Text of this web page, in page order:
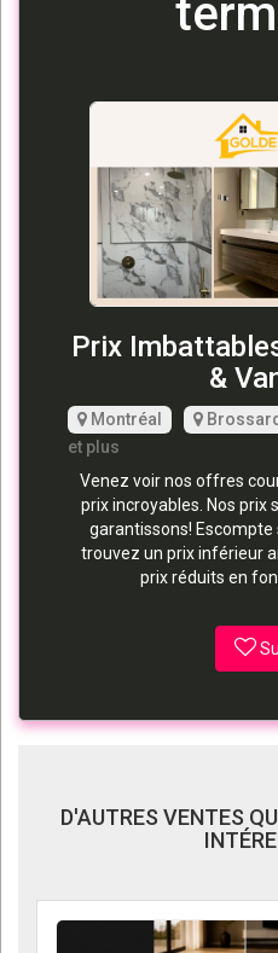
Prix
&
Montréal Brossard
et plus
Venez voir nos offres
prix incroyables. Nos prix
garantissons!
trouvez un prix inférieur
prix réduits en
D'AUTRES VENTES